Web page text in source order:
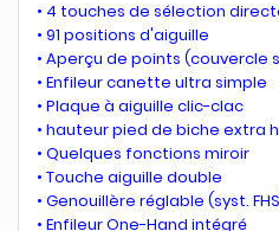
• 4 touches de sélection
• 91 positions d'aiguille
• Aperçu de points (couvercle
• Enfileur canette ultra simple
• Plaque à aiguille clic-clac
• hauteur pied de biche extra
• Quelques fonctions miroir
• Touche aiguille double
• Genouillère réglable (syst.
• Enfileur One-Hand intégré